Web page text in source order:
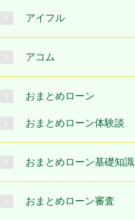
アイフル
アコム
おまとめローン
おまとめローン体験談
おまとめローン基礎知識
おまとめローン審査